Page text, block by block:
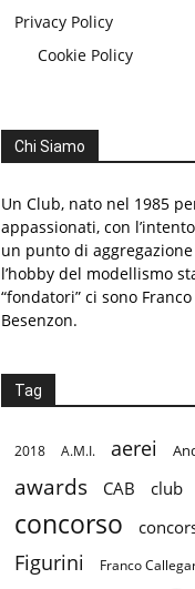
Privacy Policy
Cookie Policy
Chi Siamo
Un Club, nato nel 1985
appassionati, con
un punto di
l’hobby del modellismo
“fondatori” ci sono
Besenzon.
Tag
2018 A.M.I. aerei
awards CAB club
concorso
Figurini Franco